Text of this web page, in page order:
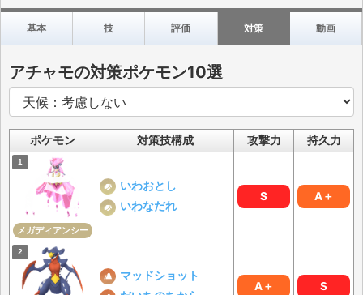
基本 技 評価 対策 動画
アチャモの対策ポケモン10選
ポケモン 対策技構成 攻撃力 持久力
メガディアンシー
いわおとし
いわなだれ
S A＋
マッドショット
A＋ S